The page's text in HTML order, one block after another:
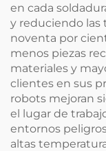
en cada
y reduciendo las
noventa por
menos piezas
materiales y
clientes en sus
robots mejoran
el lugar de
entornos
altas